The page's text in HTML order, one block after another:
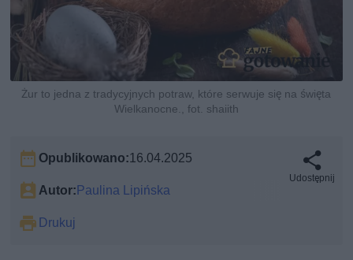
Żur to jedna z tradycyjnych potraw, które serwuje się na święta
Wielkanocne., fot. shaiith
Opublikowano:16.04.2025
Autor:Paulina Lipińska
Drukuj
Udostępnij